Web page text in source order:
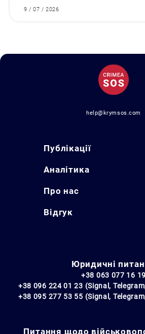
9 / 07 / 2026
help@krymsos.com
Публікації
Аналітика
Про нас
Відгук
Юридичні
+38 063 077 16 19
+38 096 224 01 23 (Signal,
+38 095 277 53 55 (Signal,
Питання щодо